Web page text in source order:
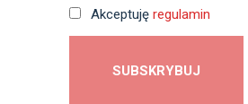
Akceptujęregulamin